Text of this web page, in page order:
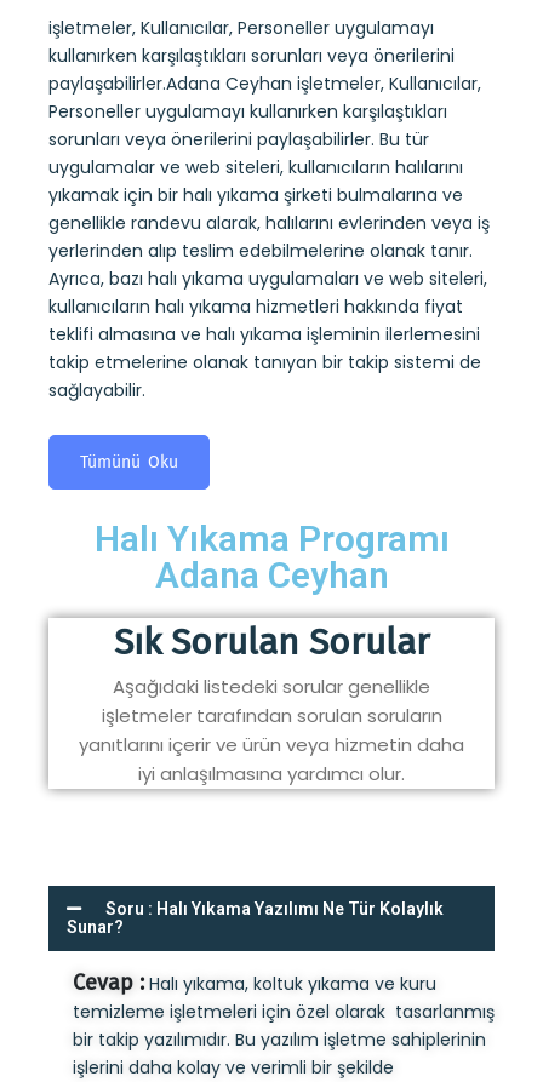
işletmeler, Kullanıcılar, Personeller uygulamayı
kullanırken karşılaştıkları sorunları veya önerilerini
paylaşabilirler.Adana Ceyhan işletmeler, Kullanıcılar,
Personeller uygulamayı kullanırken karşılaştıkları
sorunları veya önerilerini paylaşabilirler. Bu tür
uygulamalar ve web siteleri, kullanıcıların halılarını
yıkamak için bir halı yıkama şirketi bulmalarına ve
genellikle randevu alarak, halılarını evlerinden veya iş
yerlerinden alıp teslim edebilmelerine olanak tanır.
Ayrıca, bazı halı yıkama uygulamaları ve web siteleri,
kullanıcıların halı yıkama hizmetleri hakkında fiyat
teklifi almasına ve halı yıkama işleminin ilerlemesini
takip etmelerine olanak tanıyan bir takip sistemi de
sağlayabilir.
Tümünü Oku
Halı Yıkama Programı
Adana Ceyhan
Sık Sorulan Sorular
Aşağıdaki listedeki sorular genellikle
işletmeler tarafından sorulan soruların
yanıtlarını içerir ve ürün veya hizmetin daha
iyi anlaşılmasına yardımcı olur.
Soru : Halı Yıkama Yazılımı Ne Tür Kolaylık
Sunar?
Cevap :Halı yıkama, koltuk yıkama ve kuru
temizleme işletmeleri için özel olarak tasarlanmış
bir takip yazılımıdır. Bu yazılım işletme sahiplerinin
işlerini daha kolay ve verimli bir şekilde